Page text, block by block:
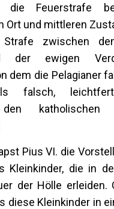
die Feuerstrafe
Ort und mittleren
zwischen
der ewigen
dem die Pelagianer
falsch,
katholischen
Pius VI. die
Kleinkinder, die in
der Hölle erleiden.
diese Kleinkinder in